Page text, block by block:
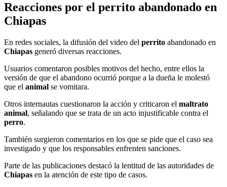
Reacciones por el perrito abandonado en
Chiapas
En redes sociales, la difusión del video del perrito abandonado en
Chiapas generó diversas reacciones.
Usuarios comentaron posibles motivos del hecho, entre ellos la
versión de que el abandono ocurrió porque a la dueña le molestó
que el animal se vomitara.
Otros internautas cuestionaron la acción y criticaron el maltrato
animal, señalando que se trata de un acto injustificable contra el
perro.
También surgieron comentarios en los que se pide que el caso sea
investigado y que los responsables enfrenten sanciones.
Parte de las publicaciones destacó la lentitud de las autoridades de
Chiapas en la atención de este tipo de casos.